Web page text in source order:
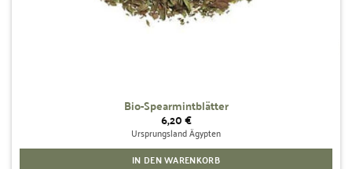
Bio-Spearmintblätter
6,20€
Ursprungsland Ägypten
IN DEN WARENKORB